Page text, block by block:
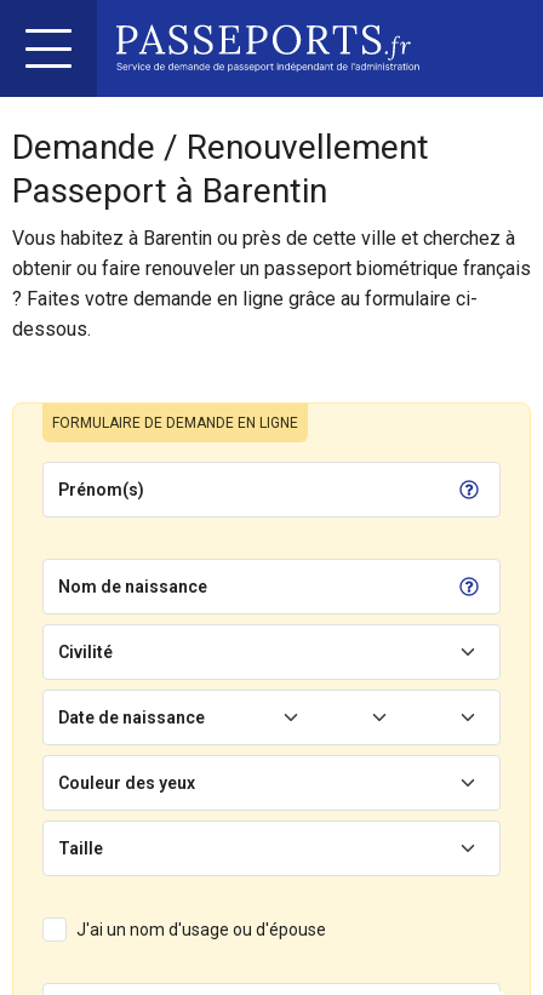
Demande / Renouvellement
Passeport à Barentin
Vous habitez à Barentin ou près de cette ville et cherchez à
obtenir ou faire renouveler un passeport biométrique français
? Faites votre demande en ligne grâce au formulaire ci-
dessous.
FORMULAIRE DE DEMANDE EN LIGNE
Prénom(s)
Nom de naissance
Civilité
Date de naissance
Couleur des yeux
Taille
J'ai un nom d'usage ou d'épouse